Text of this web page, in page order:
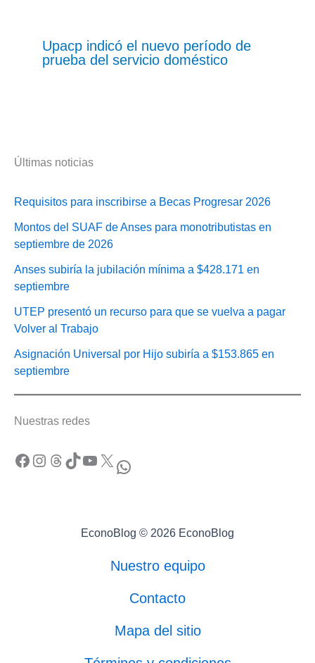
Upacp indicó el nuevo período de
prueba del servicio doméstico
Últimas noticias
Requisitos para inscribirse a Becas Progresar 2026
Montos del SUAF de Anses para monotributistas en
septiembre de 2026
Anses subiría la jubilación mínima a $428.171 en
septiembre
UTEP presentó un recurso para que se vuelva a pagar
Volver al Trabajo
Asignación Universal por Hijo subiría a $153.865 en
septiembre
Nuestras redes
Facebook Instagram Threads TikTok YouTube X WhatsApp
EconoBlog © 2026 EconoBlog
Nuestro equipo
Contacto
Mapa del sitio